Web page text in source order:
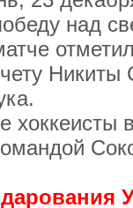
над
Никиты
хоккеисты